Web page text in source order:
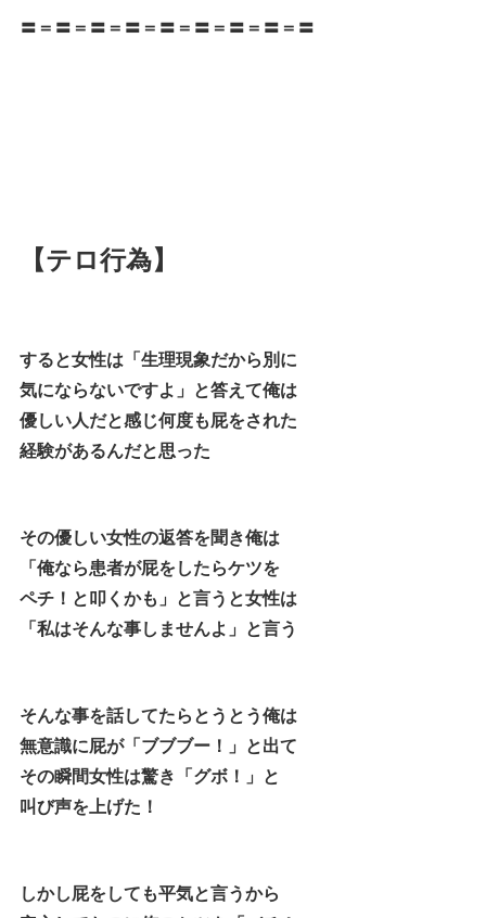
〓＝〓＝〓＝〓＝〓＝〓＝〓＝〓＝〓
【テロ行為】
すると女性は「生理現象だから別に
気にならないですよ」と答えて俺は
優しい人だと感じ何度も屁をされた
経験があるんだと思った
その優しい女性の返答を聞き俺は
「俺なら患者が屁をしたらケツを
ペチ！と叩くかも」と言うと女性は
「私はそんな事しませんよ」と言う
そんな事を話してたらとうとう俺は
無意識に屁が「ブブブー！」と出て
その瞬間女性は驚き「グボ！」と
叫び声を上げた！
しかし屁をしても平気と言うから